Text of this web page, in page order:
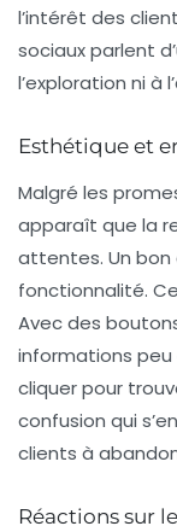
l’intérêt des
sociaux parlent
l’exploration ni à
Esthétique et
Malgré les
apparaît que la
attentes. Un
fonctionnalité.
Avec des
informations peu
cliquer pour
confusion qui
clients à
Réactions sur